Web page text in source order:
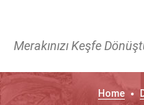
Merakınızı Keşfe
Home